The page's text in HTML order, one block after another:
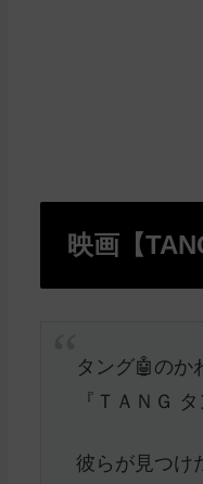
映画【
タング🤖のか
『ＴＡＮＧ
彼らが見つけ